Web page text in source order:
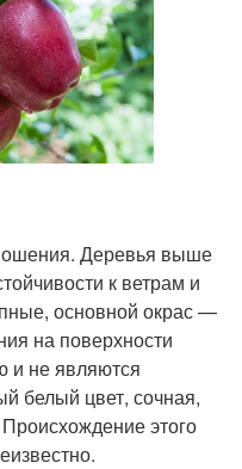
Деревья выше
к ветрам и
основной окрас —
на поверхности
и не являются
белый цвет, сочная,
этого